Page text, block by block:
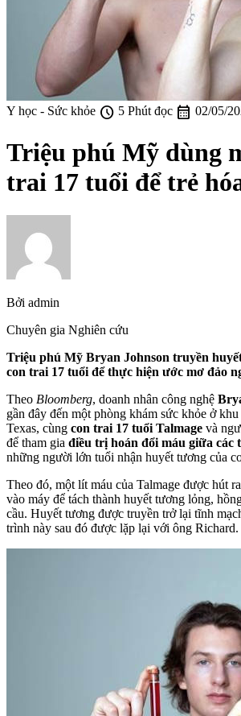
Y học - Sức khỏe schedule 5 Phút đọc calendar_month 02/05/
Triệu phú Mỹ dùng
trai 17 tuổi để trẻ
Bởi admin
Chuyên gia Nghiên cứu
Triệu phú Mỹ Bryan Johnson truyền
con trai 17 tuổi để thực hiện ước mơ đảo
Theo Bloomberg, doanh nhân công nghệ
gần đây đến một phòng khám sức khỏe ở
Texas, cùng con trai 17 tuổi Talmage và
để tham gia điều trị hoán đổi máu giữa các
những người lớn tuổi nhận huyết tương của
Theo đó, một lít máu của Talmage được hút
vào máy để tách thành huyết tương lỏng,
cầu. Huyết tương được truyền trở lại tĩnh
trình này sau đó được lặp lại với ông Richard.